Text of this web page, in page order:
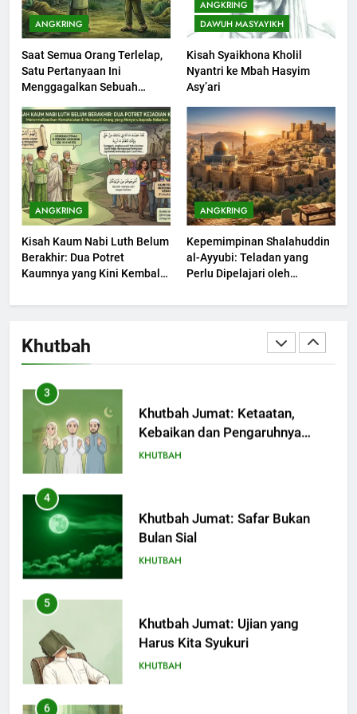
ANGKRING
Saat Semua Orang Terlelap,
Satu Pertanyaan Ini
Menggagalkan Sebuah
ANGKRING
DAWUH MASYAYIKH
Kisah Syaikhona Kholil
Nyantri ke Mbah Hasyim
Asy’ari
ANGKRING
Kisah Kaum Nabi Luth Belum
Berakhir: Dua Potret
Kaumnya yang Kini Kembali
ANGKRING
Kepemimpinan Shalahuddin
al-Ayyubi: Teladan yang
Perlu Dipelajari oleh
(2)
Khutbah
Muharram Bulan Bersejarah
KHUTBAH
1
Dengki Tak Akan Pernah
Berjaya?
KHUTBAH
2
Khutbah Jumat: Melihat
Limpahan Nikmat Allah
KHUTBAH
Khutbah Jumat: Ketaatan,
Kebaikan dan Pengaruhnya
4
Khutbah Jumat: Safar Bukan
Bulan Sial
KHUTBAH
5
Khutbah Jumat: Ujian yang
Harus Kita Syukuri
KHUTBAH
6
Khutbah Jumat: Amalan dan
Doa Orang Tua agar Anak di
Pondok Pesantren Sukses Dunia
KHUTBAH
7